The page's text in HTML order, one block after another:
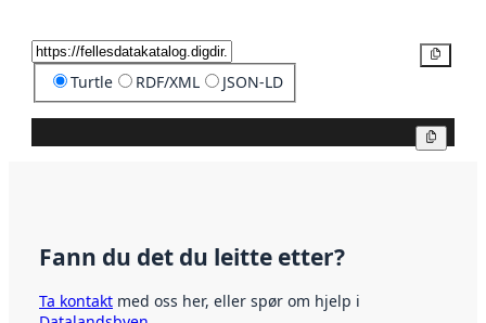
Turtle RDF/XML JSON-LD
Fann du det du leitte etter?
Ta kontakt med oss her, eller spør om hjelp i